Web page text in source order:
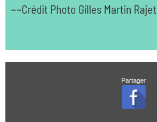
~~Crédit Photo Gilles Martin Rajet
Partager